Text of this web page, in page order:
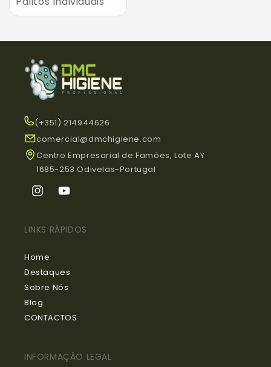
(+351) 214944626
comercial@dmchigiene.com
Centro Empresarial de Famões, Lote AY
1685-253 Odivelas-Portugal
InstagramYouTube
LINKS RÁPIDOS
Home
Destaques
Sobre Nós
Blog
CONTACTOS
INFORMAÇÃO LEGAL